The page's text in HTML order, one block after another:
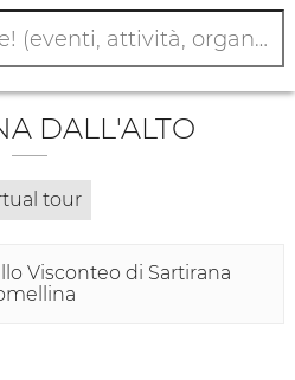
DALL'ALTO
tour
Visconteo di Sartirana